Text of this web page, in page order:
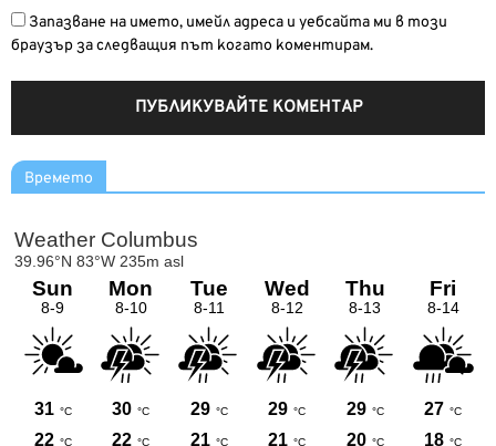
Запазване на името, имейл адреса и уебсайта ми в този
браузър за следващия път когато коментирам.
Времето